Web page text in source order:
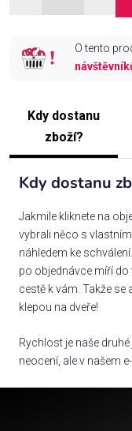
O tento
Kdy dostanu
zboží?
Kdy dostanu
Jakmile kliknete na
vybrali něco s
náhledem ke
po objednávce míří
cestě k vám. Takže
klepou na dveře!
Rychlost je naše
neocení, ale v našem